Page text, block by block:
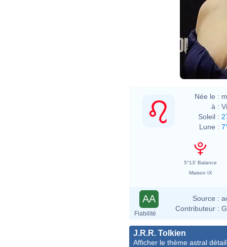
Née le :
à :
Soleil :
Lune :
5°13' Balance
Maison IX
AA
Fiabilité
Source :
Contributeur :
J.R.R. Tolkien
Afficher le thème astral